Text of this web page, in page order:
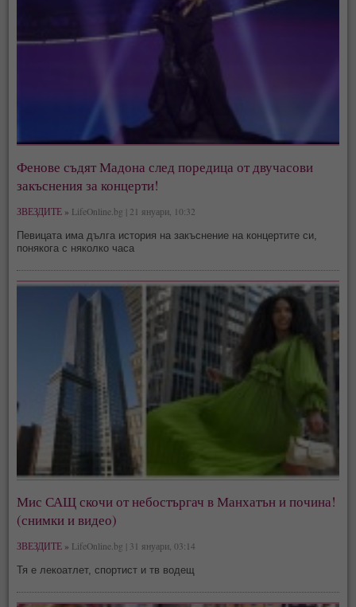
Фенове съдят Мадона след поредица от двучасови
закъснения за концерти!
ЗВЕЗДИТЕ » LifeOnline.bg | 21 януари, 10:32
Певицата има дълга история на закъснение на концертите си,
понякога с няколко часа
Мис САЩ скочи от небостъргач в Манхатън и почина!
(снимки и видео)
ЗВЕЗДИТЕ » LifeOnline.bg | 31 януари, 03:14
Тя е лекоатлет, спортист и тв водещ